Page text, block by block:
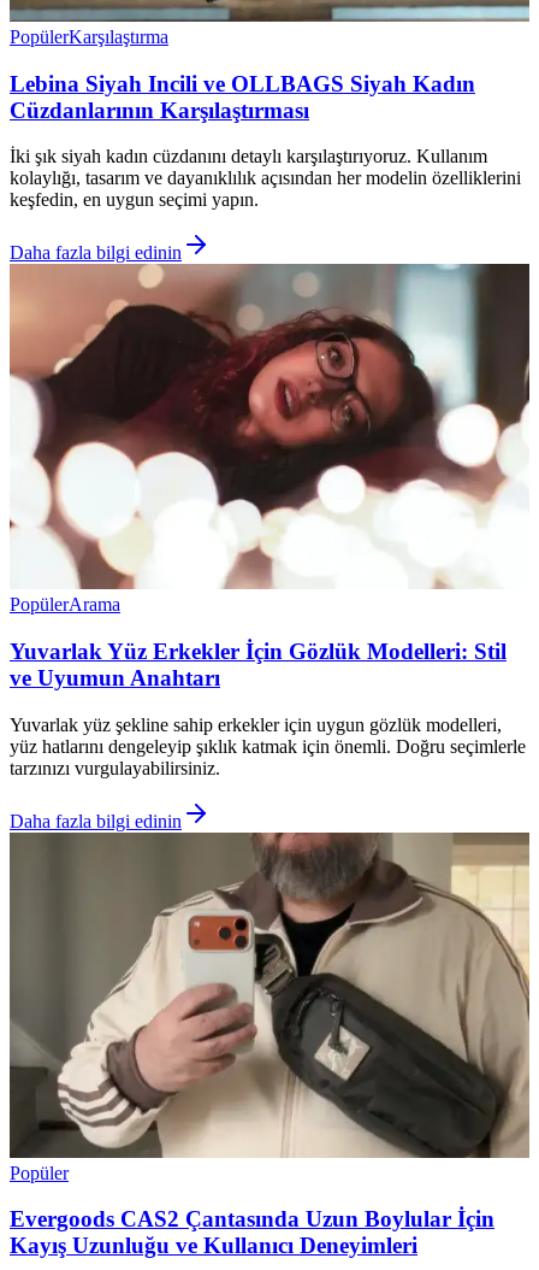
PopülerKarşılaştırma
Lebina Siyah Incili ve OLLBAGS Siyah Kadın
Cüzdanlarının Karşılaştırması
İki şık siyah kadın cüzdanını detaylı karşılaştırıyoruz. Kullanım
kolaylığı, tasarım ve dayanıklılık açısından her modelin özelliklerini
keşfedin, en uygun seçimi yapın.
Daha fazla bilgi edinin
PopülerArama
Yuvarlak Yüz Erkekler İçin Gözlük Modelleri: Stil
ve Uyumun Anahtarı
Yuvarlak yüz şekline sahip erkekler için uygun gözlük modelleri,
yüz hatlarını dengeleyip şıklık katmak için önemli. Doğru seçimlerle
tarzınızı vurgulayabilirsiniz.
Daha fazla bilgi edinin
Popüler
Evergoods CAS2 Çantasında Uzun Boylular İçin
Kayış Uzunluğu ve Kullanıcı Deneyimleri